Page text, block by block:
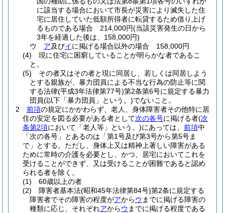
に該当する場合において市長が災害により滅失した住
宅に居住していた低額所得者に転貸するため借り上げ
るものである場合 214,000円(当該災害発生の日から
3年を経過した後は、158,000円)
ウ
ア及びイに掲げる場合以外の場合 158,000円
(4)
現に住宅に困窮していることが明らかな者であるこ
と。
(5)
その者又はその者と現に同居し、若しくは同居しよう
とする親族が、暴力団員による不当な行為の防止等に関
する法律(平成3年法律第77号)第2条第6号に規定する暴力
団員(以下「暴力団員」という。)でないこと。
2
前項の規定にかかわらず、老人、身体障害者その他特に居
住の安定を図る必要がある者として次の各号に掲げる者(次
条第2項において「老人等」という。)にあっては、 前項中
「次の各号」とあるのは「第1号及び第3号から第5号ま
で」とする。 ただし、身体上又は精神上著しい障害がある
ために常時の介護を必要とし、かつ、居宅においてこれを
受けることができず、又は受けることが困難であると認め
られる者を除く。
(1)
60歳以上の者
(2)
障害者基本法(昭和45年法律第84号)第2条に規定する
障害者でその障害の程度がアからウ までに掲げる障害の
種類に応じ、それぞれアからウ までに掲げる程度である